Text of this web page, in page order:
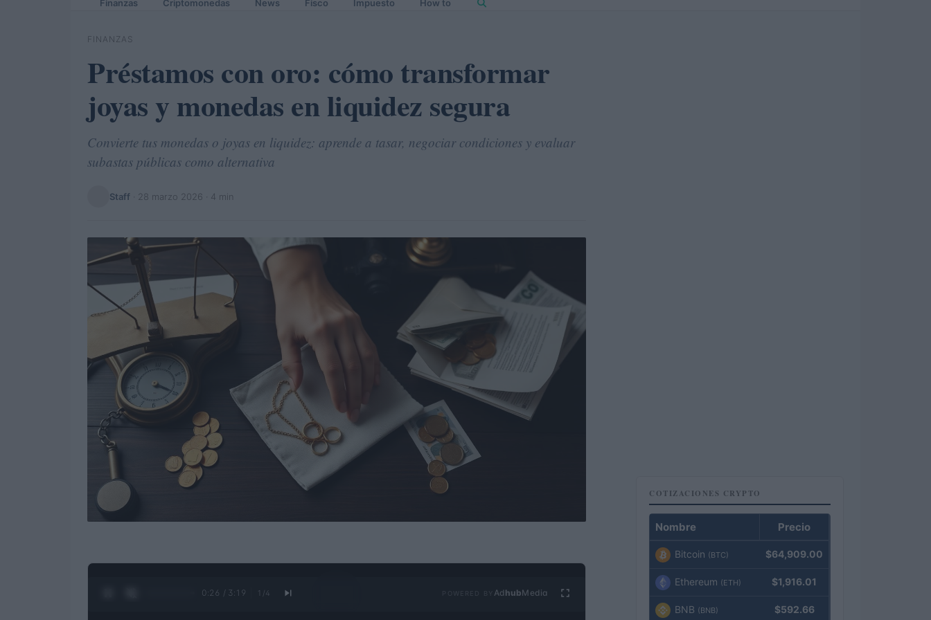
Finanzas Criptomonedas News Fisco Impuesto How to
FINANZAS
Préstamos con oro: cómo transformar
joyas y monedas en liquidez segura
Convierte tus monedas o joyas en liquidez: aprende a tasar, negociar condiciones y evaluar
subastas públicas como alternativa
Staff 28 marzo 2026 · 4 min
0:28 / 3:19 1 /4 Ad hubMedia
COTIZACIONES CRYPTO
Nombre Precio
Bitcoin (BTC) $64,909.00
Ethereum (ETH) $1,916.01
BNB (BNB) $592.66